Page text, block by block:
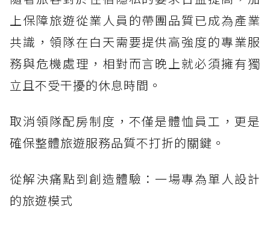
上保障旅遊從業人員的帶團品質已成為產業
共識，領隊在白天需要提供高強度的專業服
務與危機處理，相對而言晚上就必須擁有獨
立且不受干擾的休息時間。
取消領隊配房制度，不僅是體恤員工，更是
確保整體旅遊服務品質不打折的關鍵。
從解決痛點到創造體驗：一場專為單人設計
的旅遊模式